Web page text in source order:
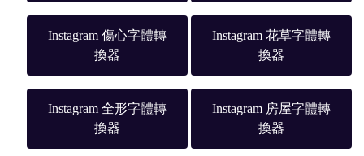
Instagram 傷心字體轉
換器
Instagram 花草字體轉
換器
Instagram 全形字體轉
換器
Instagram 房屋字體轉
換器